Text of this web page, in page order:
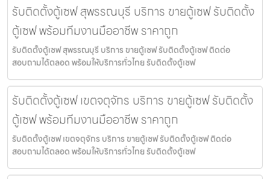
รับติดตั้งตู้เซฟ สุพรรณบุรี บริการ ขายตู้เซฟ รับติดตั้ง
ตู้เซฟ พร้อมทีมงานมืออาชีพ ราคาถูก
รับติดตั้งตู้เซฟ สุพรรณบุรี บริการ ขายตู้เซฟ รับติดตั้งตู้เซฟ ติดต่อ
สอบถามได้ตลอด พร้อมให้บริการทั่วไทย รับติดตั้งตู้เซฟ
รับติดตั้งตู้เซฟ เขตจตุจักร บริการ ขายตู้เซฟ รับติดตั้ง
ตู้เซฟ พร้อมทีมงานมืออาชีพ ราคาถูก
รับติดตั้งตู้เซฟ เขตจตุจักร บริการ ขายตู้เซฟ รับติดตั้งตู้เซฟ ติดต่อ
สอบถามได้ตลอด พร้อมให้บริการทั่วไทย รับติดตั้งตู้เซฟ